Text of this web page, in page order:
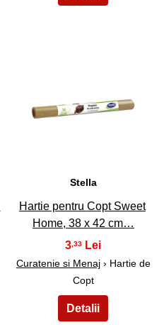
Stella
Hartie pentru Copt Sweet
Home, 38 x 42 cm…
3 ,33
Curatenie si Menaj› Hartie de
Copt